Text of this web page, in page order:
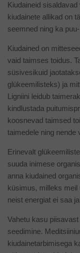
Kiudaineid
kiudainete allikad on
seemned ning ka
Kiudained on
vaid taimses toidus.
süsivesikuid
glükeemilisteks) ja
Ligniini leidub
kindlustada
koosnevad taimsed
taimedele ning nende
Erinevalt
suuda inimese
anna kiudained
küsimus, milleks meil
neist energiat ei saa
Vahetu kasu
seedimine.
kiudainetarbimisega